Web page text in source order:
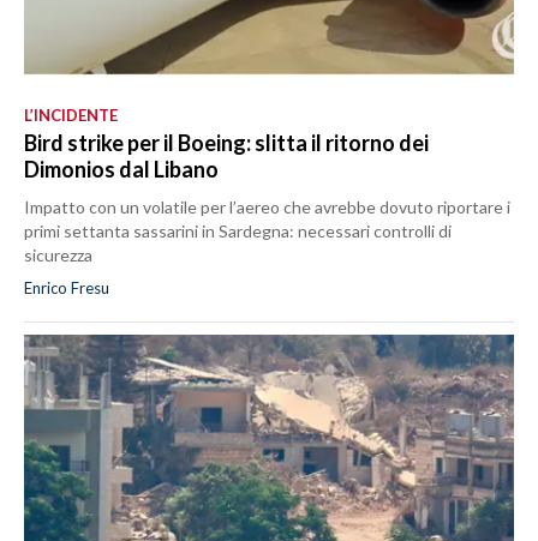
L’INCIDENTE
Bird strike per il Boeing: slitta il ritorno dei
Dimonios dal Libano
Impatto con un volatile per l’aereo che avrebbe dovuto riportare i
primi settanta sassarini in Sardegna: necessari controlli di
sicurezza
Enrico Fresu